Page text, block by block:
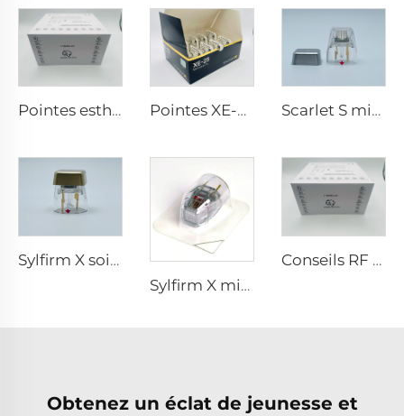
Pointes esthétiques Pixel8 RF Rohrer 25 49 64 Pointes XE-25 de microneedling Sylfirm X rf Scarlet S microneedling rf électrodes bipolaires embout jetable 25 broches
Sylfirm X soins de la peau par microneedling rf embouts Sylfirm X X-25
Sylfirm X microneedling rf tip Sylfirm X XE-25 cartouche de Viol
Conseils RF pixel8
Obtenez un éclat de jeunesse et